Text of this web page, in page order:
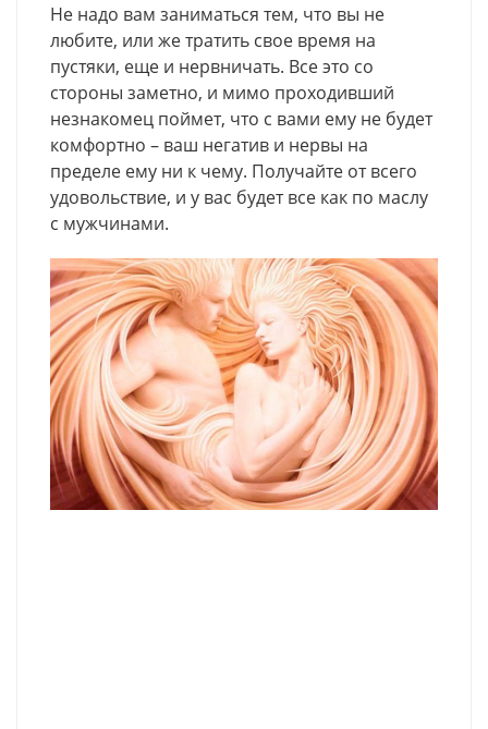
Не надо вам заниматься тем, что вы не
любите, или же тратить свое время на
пустяки, еще и нервничать. Все это со
стороны заметно, и мимо проходивший
незнакомец поймет, что с вами ему не будет
комфортно – ваш негатив и нервы на
пределе ему ни к чему. Получайте от всего
удовольствие, и у вас будет все как по маслу
с мужчинами.